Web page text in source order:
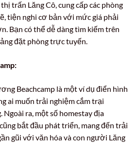
trấn Lăng Cô, cung cấp các phòng
tiện nghi cơ bản với mức giá phải
Bạn có thể dễ dàng tìm kiếm trên
đặt phòng trực tuyến.
Beachcamp là một ví dụ điển hình
ai muốn trải nghiệm cắm trại
Ngoài ra, một số homestay địa
bắt đầu phát triển, mang đến trải
gũi với văn hóa và con người Lăng